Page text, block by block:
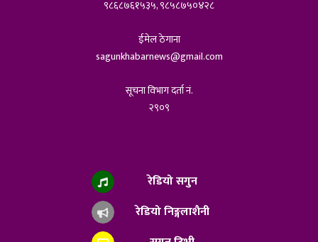
९८६८७६१५३५, ९८५८७५०४२८
ईमेल ठेगाना
sagunkhabarnews@gmail.com
सूचना विभाग दर्ता नं.
२९०९
रेडियो सगुन
रेडियो निङ्गलाशैनी